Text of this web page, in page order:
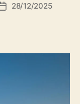
28/12/2025